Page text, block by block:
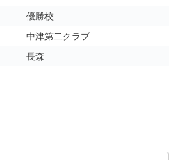
優勝校
中津第二クラブ
長森